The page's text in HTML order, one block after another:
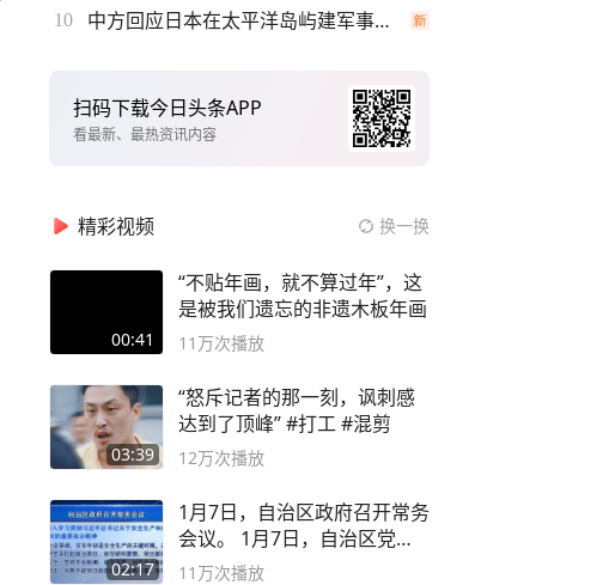
10 中方回应日本在太平洋岛屿建军事设施
扫码下载今日头条APP
看最新、最热资讯内容
精彩视频 换一换
00:41
“不贴年画，就不算过年”，这
是被我们遗忘的非遗木板年画
11万次播放
03:39
“怒斥记者的那一刻，讽刺感
达到了顶峰” #打工 #混剪
12万次播放
02:17
1月7日，自治区政府召开常务
会议。 1月7日，自治区党委
副书记
11万次播放